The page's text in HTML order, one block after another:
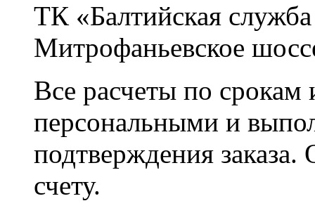
ТК «Балтийская
Митрофаньевское
Все расчеты по срокам
персональными и
подтверждения заказа.
счету.